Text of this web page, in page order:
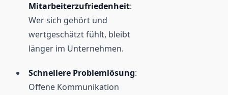
Mitarbeiterzufriedenheit:
Wer sich gehört und
wertgeschätzt fühlt, bleibt
länger im Unternehmen.
Schnellere Problemlösung:
Offene Kommunikation